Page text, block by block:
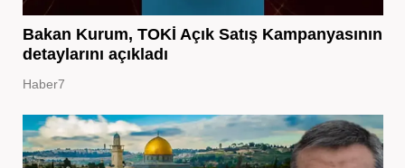
Bakan Kurum, TOKİ Açık Satış Kampanyasının
detaylarını açıkladı
Haber7